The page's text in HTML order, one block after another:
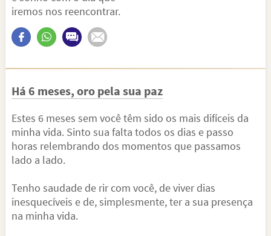
iremos nos reencontrar.
Há 6 meses, oro pela sua paz
Estes 6 meses sem você têm sido os mais difíceis da
minha vida. Sinto sua falta todos os dias e passo
horas relembrando dos momentos que passamos
lado a lado.
Tenho saudade de rir com você, de viver dias
inesquecíveis e de, simplesmente, ter a sua presença
na minha vida.